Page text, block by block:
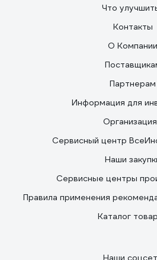
Что
Контакты
О Компании
Партнерам
Информация для
Сервисный центр
Наши
Сервисные центры
Правила применения
Каталог
Наши